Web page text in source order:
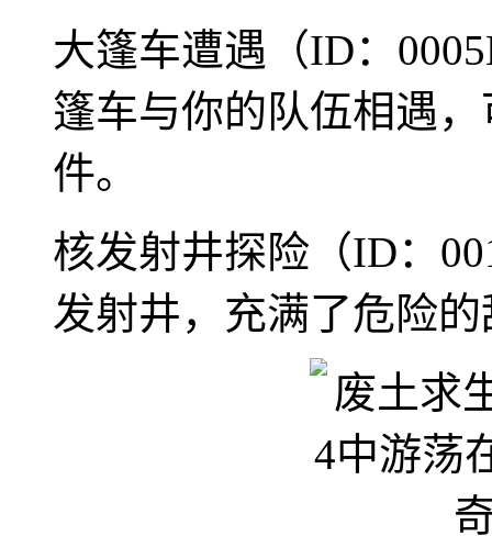
大篷车遭遇（ID：
篷车与你的队伍相遇
件。
核发射井探险（ID：
发射井，充满了危险